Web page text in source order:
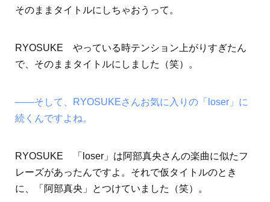
そのままタイトルにしちゃおうって。
RYOSUKE やっている時テンション上がりすぎたん
で、そのままタイトルにしました（笑）。
――そして、RYOSUKEさんお気に入りの「loser」に
続くんですよね。
RYOSUKE 「loser」は阿部真央さんの楽曲に似たフ
レーズがあったんですよ。それで仮タイトルのとき
に、「阿部真央」とつけていました（笑）。